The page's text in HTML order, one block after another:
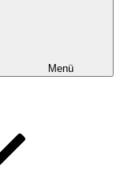
Menü